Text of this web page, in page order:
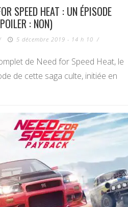
SPEED HEAT : UN ÉPISODE
: NON)
5 décembre 2019 - 14 h 10 /
de Need for Speed Heat, le
de cette saga culte, initiée en